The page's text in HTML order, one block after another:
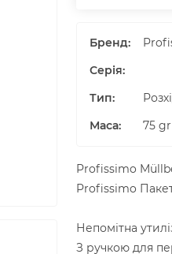
Бренд:
Серія:
Тип:
Маса: 75 gr
Profissimo
Profissimo
Непомітна
З ручкою для